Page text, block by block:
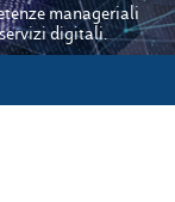
manageriali
digitali.